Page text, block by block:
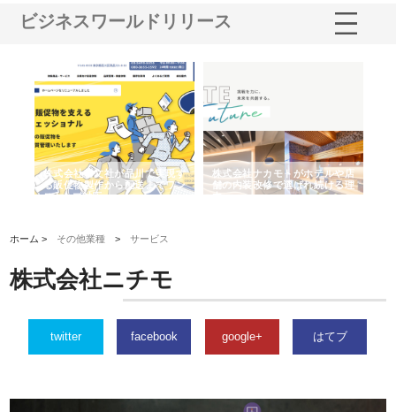
ビジネスワールドリリース
株式会社耕文社が品川で実現す
る販促物製作から配送までワン
ストップ対応
株式会社ナカモトがホテルや店
舗の内装改修で選ばれ続ける理
由
ホーム > その他業種 >サービス
株式会社ニチモ
twitter facebook google+ はてブ